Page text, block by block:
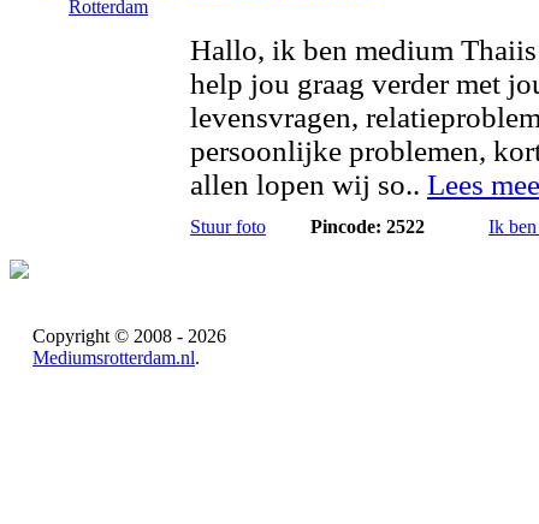
Hallo, ik ben medium
help jou graag verder met
levensvragen,
persoonlijke problemen,
allen lopen wij so.. Lees
Stuur foto Pincode: 2522 Ik
Copyright © 2008 - 2026
Mediumsrotterdam.nl.